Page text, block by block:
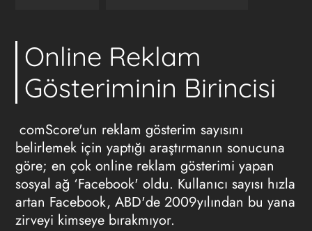
Online Reklam
Gösteriminin Birincisi
comScore'un reklam gösterim sayısını
belirlemek için yaptığı araştırmanın sonucuna
göre; en çok online reklam gösterimi yapan
sosyal ağ ‘Facebook' oldu. Kullanıcı sayısı hızla
artan Facebook, ABD'de 2009yılından bu yana
zirveyi kimseye bırakmıyor.